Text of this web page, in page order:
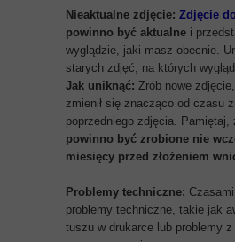
Nieaktualne zdjęcie: Zdjęcie
powinno być aktualne i
wyglądzie, jaki masz obecnie.
starych zdjęć, na których
Jak uniknąć: Zrób nowe
zmienił się znacząco od czasu
poprzedniego zdjęcia. Pamiętaj,
powinno być zrobione nie
miesięcy przed złożeniem
Problemy techniczne:
problemy techniczne, takie jak
tuszu w drukarce lub problemy z